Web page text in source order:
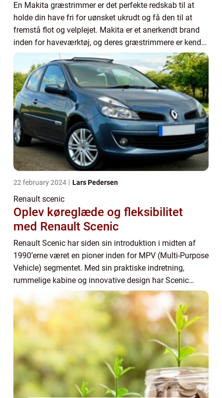
En Makita græstrimmer er det perfekte redskab til at
holde din have fri for uønsket ukrudt og få den til at
fremstå flot og velplejet. Makita er et anerkendt brand
inden for haveværktøj, og deres græstrimmere er kendt
for deres pålidelighed, kraft og...
22 february 2024 Lars Pedersen
Renault scenic
Oplev køreglæde og fleksibilitet
med Renault Scenic
Renault Scenic har siden sin introduktion i midten af
1990’erne været en pioner inden for MPV (Multi-Purpose
Vehicle) segmentet. Med sin praktiske indretning,
rummelige kabine og innovative design har Scenic
tiltrukket familier og bilentusiaste...